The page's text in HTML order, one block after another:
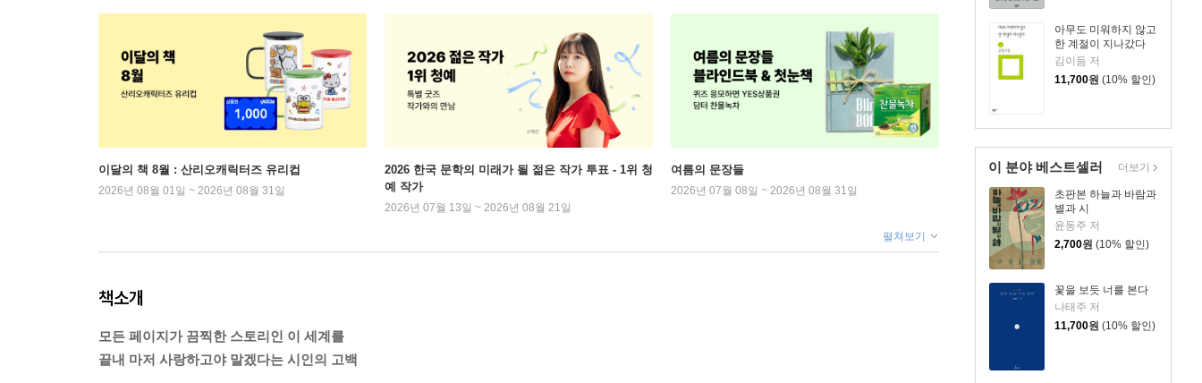
아무도 미워하지 않고
한 계절이 지나갔다
김이듬 저
11,700원 (10% 할인)
이 분야 베스트셀러
초판본 하늘과 바람과
별과 시
윤동주 저
2,700원 (10% 할인)
꽃을 보듯 너를 본다
나태주 저
11,700원 (10% 할인)
더보기
이달의 책 8월 : 산리오캐릭터즈 유리컵
2026년 08월 01일 ~ 2026년 08월 31일
2026 한국 문학의 미래가 될 젊은 작가 투표 - 1위 청
예 작가
2026년 07월 13일 ~ 2026년 08월 21일
여름의 문장들
2026년 07월 08일 ~ 2026년 08월 31일
펼쳐보기
책소개
모든 페이지가 끔찍한 스토리인 이 세계를
끝내 마저 사랑하고야 말겠다는 시인의 고백